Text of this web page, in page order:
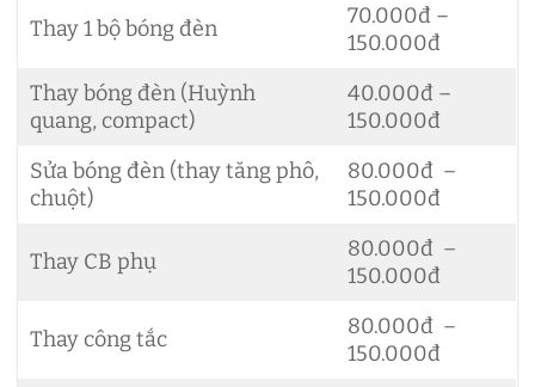
Thay 1 bộ bóng đèn
70.000đ –
150.000đ
Thay bóng đèn (Huỳnh
quang, compact)
40.000đ –
150.000đ
Sửa bóng đèn (thay tăng phô,
chuột)
80.000đ –
150.000đ
Thay CB phụ
80.000đ –
150.000đ
Thay công tắc
80.000đ –
150.000đ